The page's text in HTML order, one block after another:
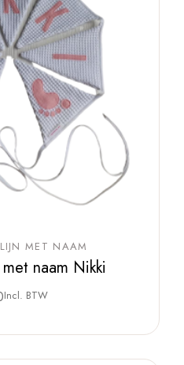
MET NAAM
naam Nikki
Incl. BTW